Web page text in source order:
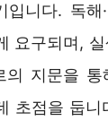
니다. 독해·
요구되며,
의 지문을 통
초점을 둡니